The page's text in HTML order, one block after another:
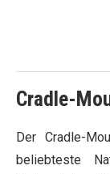
Cradle-
Der Cradle-
beliebteste